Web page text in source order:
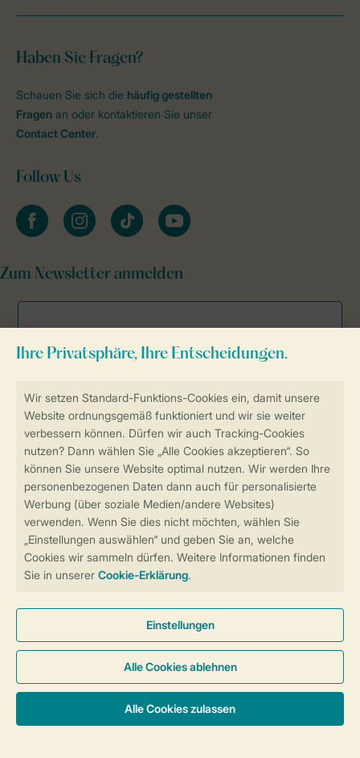
Sicherstellung Deiner Privatsphäre
Weitere Informationen und Einstellungen
Sicher und schnell zur Online-Buchung
Sichere Datenübertragung
Sicheres Bezahlen
Haben Sie Fragen?
Schauen Sie sich die häufig gestellten
Fragen an oder kontaktieren Sie unser
Contact Center.
Follow Us
facebookinstagramtiktok youtube
Zum Newsletter anmelden
Allgemeine Bedingungen Impressum
Cookies und Banner
Barrierefreiheit